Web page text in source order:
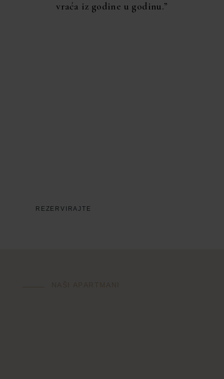
vraća iz godine u godinu.”
REZERVIRAJTE
NAŠI APARTMANI